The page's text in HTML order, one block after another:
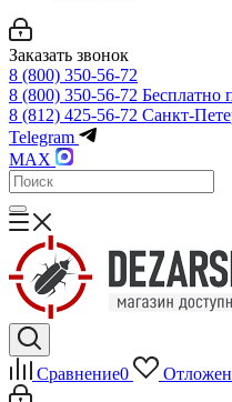
Заказать звонок
8 (800) 350-56-72
8 (800) 350-56-72 Бесплатно
8 (812) 425-56-72 Санкт-
Telegram
MAX
Сравнение0